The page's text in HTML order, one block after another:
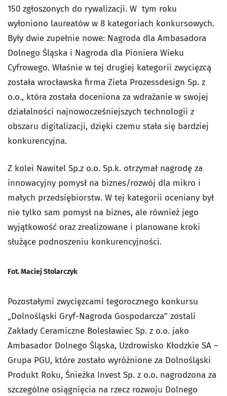
150 zgłoszonych do rywalizacji. W tym roku
wyłoniono laureatów w 8 kategoriach konkursowych.
Były dwie zupełnie nowe: Nagroda dla Ambasadora
Dolnego Śląska i Nagroda dla Pioniera Wieku
Cyfrowego. Właśnie w tej drugiej kategorii zwycięzcą
została wrocławska firma Zieta Prozessdesign Sp. z
o.o., która została doceniona za wdrażanie w swojej
działalności najnowocześniejszych technologii z
obszaru digitalizacji, dzięki czemu stała się bardziej
konkurencyjna.
Z kolei Nawitel Sp.z o.o. Sp.k. otrzymał nagrodę za
innowacyjny pomysł na biznes/rozwój dla mikro i
małych przedsiębiorstw. W tej kategorii oceniany był
nie tylko sam pomysł na biznes, ale również jego
wyjątkowość oraz zrealizowane i planowane kroki
służące podnoszeniu konkurencyjności.
Fot. Maciej Stolarczyk
Pozostałymi zwycięzcami tegorocznego konkursu
„Dolnośląski Gryf-Nagroda Gospodarcza” zostali
Zakłady Ceramiczne Bolesławiec Sp. z o.o. jako
Ambasador Dolnego Śląska, Uzdrowisko Kłodzkie SA –
Grupa PGU, które zostało wyróżnione za Dolnośląski
Produkt Roku, Śnieżka Invest Sp. z o.o. nagrodzona za
szczególne osiągnięcia na rzecz rozwoju Dolnego